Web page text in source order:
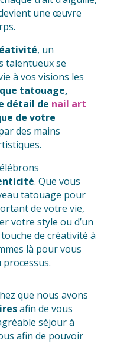
une œuvre
, un
talentueux se
à vos visions les
tatouage,
détail de nail art
de votre
des mains
. Que vous
tatouage pour
de votre vie,
votre style ou d’un
de créativité à
là pour vous
que nous avons
afin de vous
séjour à
afin de pouvoir